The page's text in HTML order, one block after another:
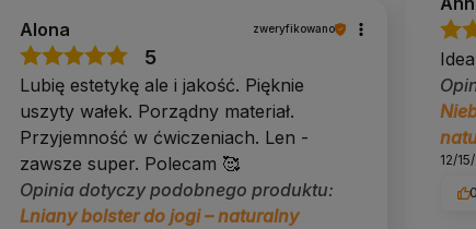
12/
0
Alona zweryfikowano
5
Lubię estetykę ale i jakość. Pięknie
uszyty wałek. Porządny materiał.
Przyjemność w ćwiczeniach. Len -
zawsze super. Polecam 🥰
Opinia dotyczy podobnego produktu:
Lniany bolster do jogi – naturalny